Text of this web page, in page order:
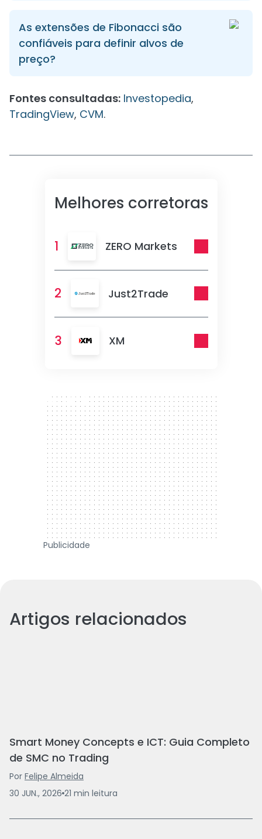
As extensões de Fibonacci são
confiáveis para definir alvos de
preço?
Fontes consultadas: Investopedia,
TradingView, CVM.
Melhores corretoras
1 ZERO Markets
2 Just2Trade
3 XM
300 x 250
Publicidade
Artigos relacionados
Smart Money Concepts e ICT: Guia Completo
de SMC no Trading
Por Felipe Almeida
30 JUN., 2026 21 min leitura